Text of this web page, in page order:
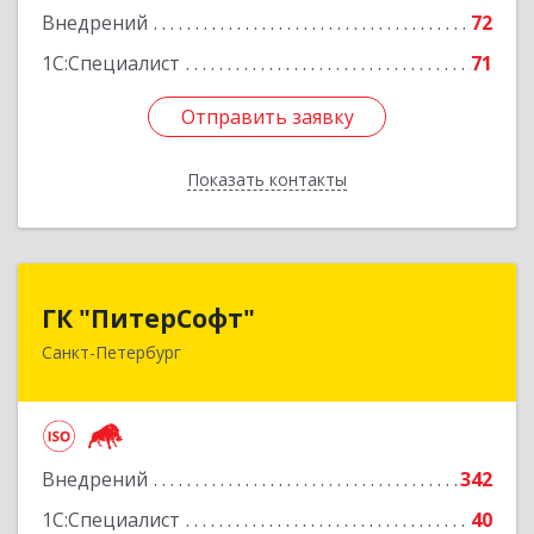
Внедрений
72
1С:Специалист
71
Отправить заявку
Показать контакты
Отправить заявку
Назад
ГК "ПитерСофт"
Санкт-Петербург
Внедрений
342
1С:Специалист
40
197136, Санкт-Петербург г, Всеволода